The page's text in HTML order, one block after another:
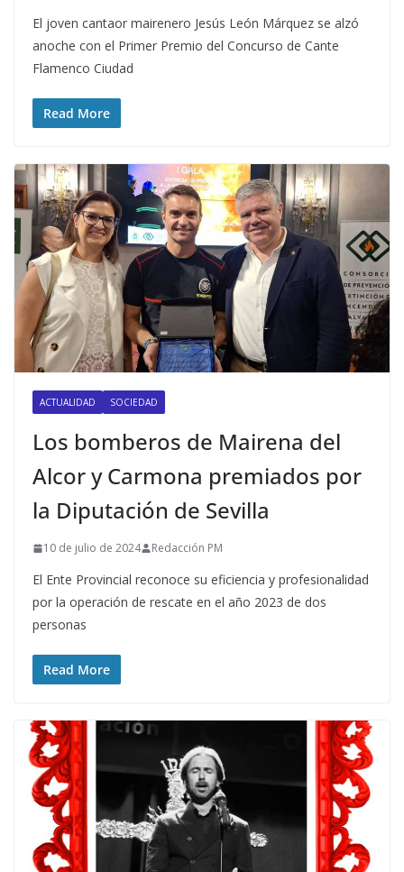
El joven cantaor mairenero Jesús León Márquez se alzó
anoche con el Primer Premio del Concurso de Cante
Flamenco Ciudad
Read More
ACTUALIDAD SOCIEDAD
Los bomberos de Mairena del
Alcor y Carmona premiados por
la Diputación de Sevilla
10 de julio de 2024 Redacción PM
El Ente Provincial reconoce su eficiencia y profesionalidad
por la operación de rescate en el año 2023 de dos
personas
Read More